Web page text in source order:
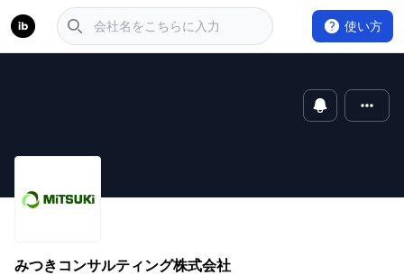
使い方
みつきコンサルティング株式会社